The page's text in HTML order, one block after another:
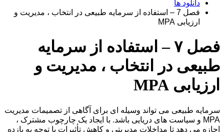
دانلود ها
فصل 7 – استفاده از سرمایه طبیعی در انتخاب ، مدیریت و
ارزیابی MPA
فصل ۷ – استفاده از سرمایه
طبیعی در انتخاب ، مدیریت و
ارزیابی MPA
سرمایه طبیعی می تواند وسیله ای برای آگاهی از تصمیمات مدیریت
MPA و سیاست های دریایی باشد. با ایجاد یک چارچوب مشترک ،
اجازه می دهد تا مداخلات مدیریتی و کاهش تأثیرات با توجه به بازده